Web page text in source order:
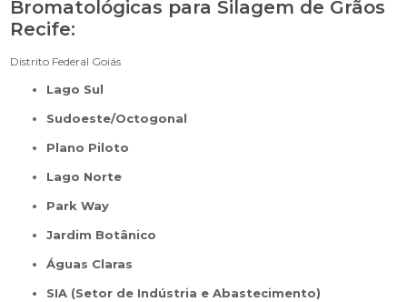
Bromatológicas para Silagem de Grãos
Recife:
Distrito Federal Goiás
Lago Sul
Sudoeste/Octogonal
Plano Piloto
Lago Norte
Park Way
Jardim Botânico
Águas Claras
SIA (Setor de Indústria e Abastecimento)